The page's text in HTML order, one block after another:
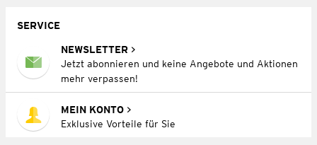
SERVICE
NEWSLETTER
Jetzt abonnieren und keine Angebote und Aktionen
mehr verpassen!
MEIN KONTO
Exklusive Vorteile für Sie